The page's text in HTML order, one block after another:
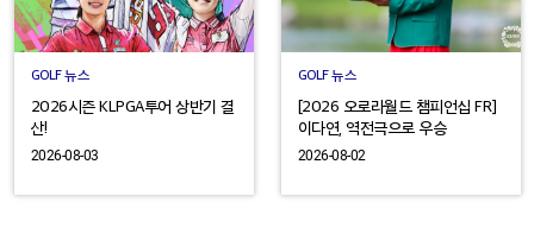
GOLF 뉴스
2026시즌 KLPGA투어 상반기 결
산!
2026-08-03
GOLF 뉴스
[2026 오로라월드 챔피언십 FR]
이다연, 역전극으로 우승
2026-08-02